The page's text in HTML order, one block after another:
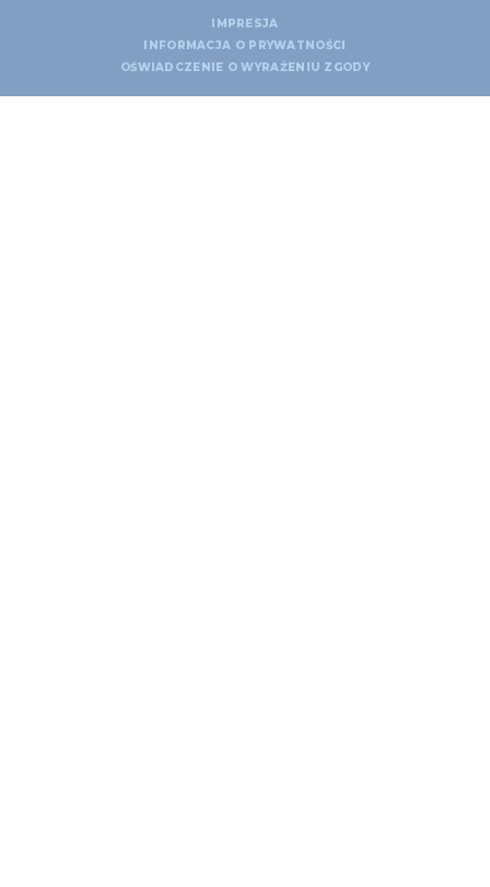
IMPRESJA
INFORMACJA O PRYWATNOŚCI
OŚWIADCZENIE O WYRAŻENIU ZGODY